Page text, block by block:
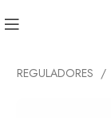
REGULADORES